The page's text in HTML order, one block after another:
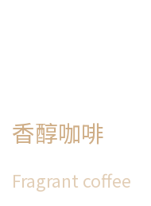
香醇咖啡
Fragrant coffee